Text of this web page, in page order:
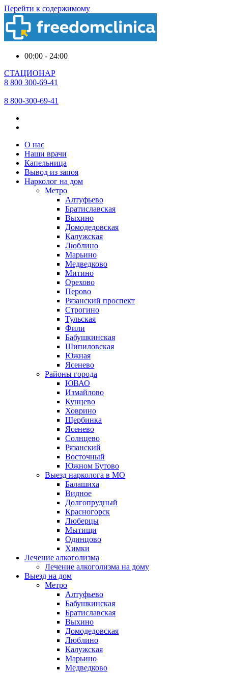
Перейти к содержимому
00:00 - 24:00
СТАЦИОНАР
8 800 300-69-41
8 800-300-69-41
О нас
Наши врачи
Капельница
Вывод из запоя
Нарколог на дом
Метро
Алтуфьево
Братиславская
Выхино
Домодедовская
Калужская
Люблино
Марьино
Медведково
Митино
Орехово
Перово
Рязанский проспект
Строгино
Тульская
Фили
Бабушкинская
Шипиловская
Южная
Ясенево
Районы города
ЮВАО
Измайлово
Кунцево
Ховрино
Щербинка
Ясенево
Солнцево
Рязанский
Восточный
Южном Бутово
Выезд нарколога в МО
Балашиха
Видное
Долгопрудный
Красногорск
Люберцы
Мытищи
Одинцово
Химки
Лечение алкоголизма
Лечение алкоголизма на дому
Выезд на дом
Метро
Алтуфьево
Бабушкинская
Братиславская
Выхино
Домодедовская
Люблино
Калужская
Марьино
Медведково